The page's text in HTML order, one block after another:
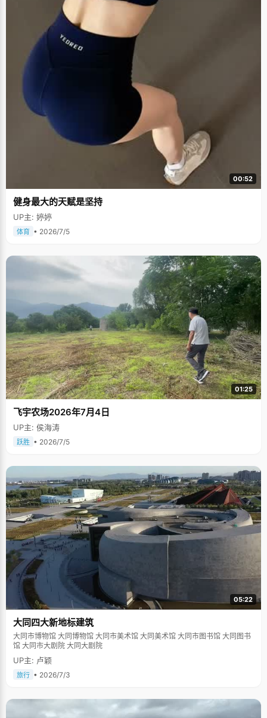
00:52
健身最大的天赋是坚持
UP主: 婷婷
体育 • 2026/7/5
01:25
飞宇农场2026年7月4日
UP主: 侯海涛
跃胜 • 2026/7/5
05:22
大同四大新地标建筑
大同市博物馆 大同博物馆 大同市美术馆 大同美术馆 大同市图书馆 大同图书
馆 大同市大剧院 大同大剧院
UP主: 卢颖
旅行 • 2026/7/3